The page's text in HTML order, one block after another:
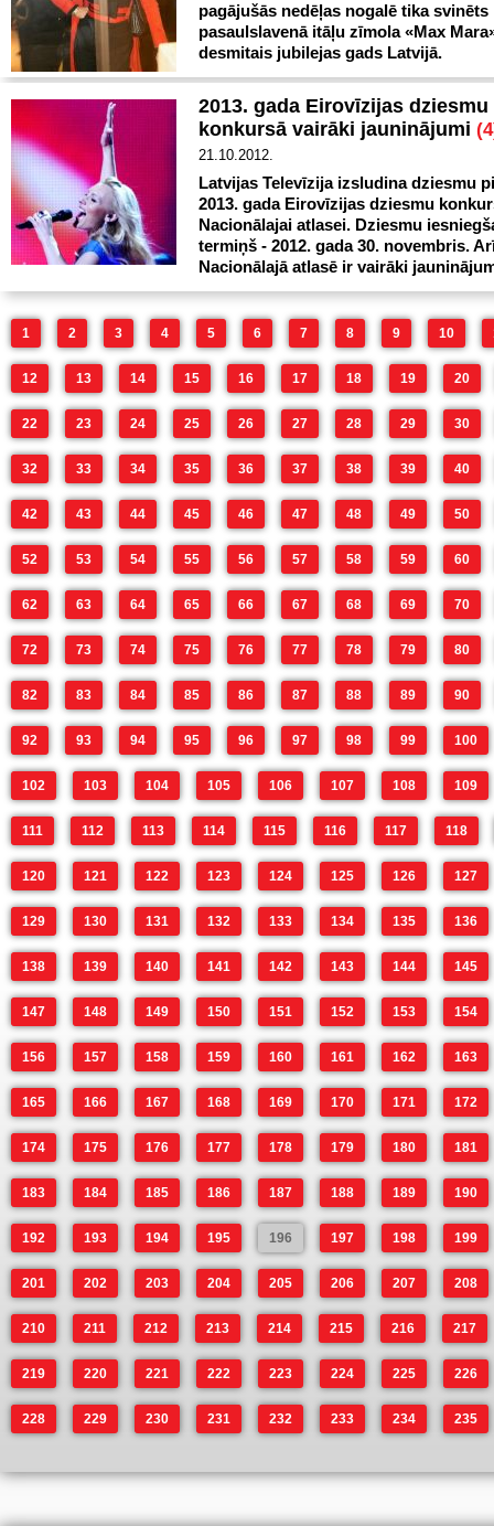
pagājušās nedēļas nogalē tika svinēts
pasaulslavenā itāļu zīmola «Max
desmitais jubilejas gads Latvijā.
2013. gada Eirovīzijas dziesmu
konkursā vairāki jauninājumi
21.10.2012.
Latvijas Televīzija izsludina dziesmu
2013. gada Eirovīzijas dziesmu
Nacionālajai atlasei. Dziesmu
termiņš - 2012. gada 30. novembris.
Nacionālajā atlasē ir vairāki
1 2 3 4 5 6 7 8 9 10
12 13 14 15 16 17 18 19 20
22 23 24 25 26 27 28 29 30
32 33 34 35 36 37 38 39 40
42 43 44 45 46 47 48 49 50
52 53 54 55 56 57 58 59 60
62 63 64 65 66 67 68 69 70
72 73 74 75 76 77 78 79 80
82 83 84 85 86 87 88 89 90
92 93 94 95 96 97 98 99 100
102 103 104 105 106 107 108 109
111 112 113 114 115 116 117 118
120 121 122 123 124 125 126 127
129 130 131 132 133 134 135 136
138 139 140 141 142 143 144 145
147 148 149 150 151 152 153 154
156 157 158 159 160 161 162 163
165 166 167 168 169 170 171 172
174 175 176 177 178 179 180 181
183 184 185 186 187 188 189 190
192 193 194 195 196 197 198 199
201 202 203 204 205 206 207 208
210 211 212 213 214 215 216 217
219 220 221 222 223 224 225 226
228 229 230 231 232 233 234 235